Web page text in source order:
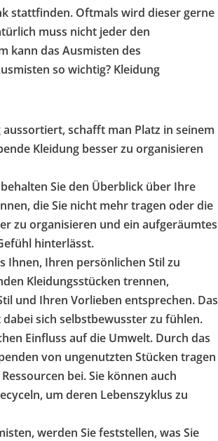
stattfinden. Oftmals wird dieser gerne
muss nicht jeder den
kann das Ausmisten des
so wichtig? Kleidung
schafft man Platz in seinem
Kleidung besser zu organisieren
Sie den Überblick über Ihre
die Sie nicht mehr tragen oder die
zu organisieren und ein aufgeräumtes
hinterlässt.
Ihnen, Ihren persönlichen Stil zu
Kleidungsstücken trennen,
und Ihren Vorlieben entsprechen. Das
sich selbstbewusster zu fühlen.
Einfluss auf die Umwelt. Durch das
von ungenutzten Stücken tragen
bei. Sie können auch
um deren Lebenszyklus zu
werden Sie feststellen, was Sie